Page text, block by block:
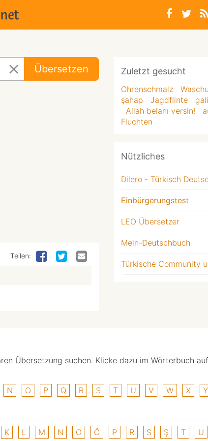
Übersetzen
Teilen:
Zuletzt gesucht
Ohrenschmalz
şahap
Jagdflinte
Allah belanı versin!
Fluchten
Nützliches
Dilero - Türkisch
Einbürgerungstest
LEO Übersetzer
Mein-Deutschbuch
Türkische Community
Übersetzung suchen. Klicke dazu im Wörterbuch
N O P Q R S T U V W X Y
K L M N O Ö P R S Ş T U